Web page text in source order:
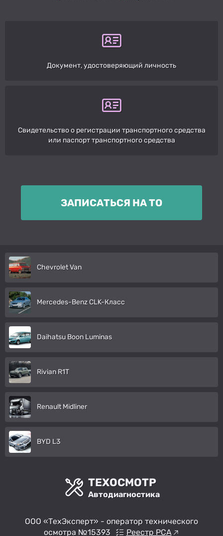
Документ, удостоверяющий личность
Свидетельство о регистрации транспортного средства
или паспорт транспортного средства
ЗАПИСАТЬСЯ НА ТО
Chevrolet Van
Mercedes-Benz CLK-Класс
Daihatsu Boon Luminas
Rivian R1T
Renault Midliner
BYD L3
ТЕХОСМОТР
Автодиагностика
ООО «ТехЭксперт» - оператор технического
осмотра №15393
Реестр РСА